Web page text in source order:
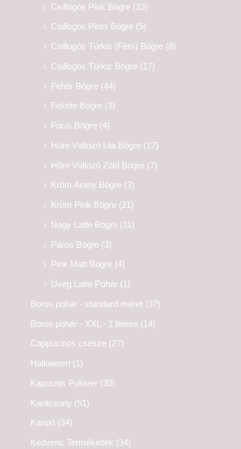
Csillogós Pink Bögre (33)
Csillogós Piros Bögre (5)
Csillogós Türkiz (Fém) Bögre (8)
Csillogós Türkiz Bögre (17)
Fehér Bögre (44)
Fekete Bögre (3)
Focis Bögre (4)
Hőre Változó Lila Bögre (17)
Hőre Változó Zöld Bögre (7)
Króm Arany Bögre (3)
Króm Pink Bögre (21)
Nagy Latte Bögre (11)
Páros Bögre (3)
Pink Matt Bögre (4)
Üveg Latte Pohár (1)
Boros pohár - standard méret (37)
Boros pohár - XXL - 1 literes (14)
Cappucinos csésze (27)
Halloween (1)
Kapucnis Pulóver (30)
Karácsony (51)
Kaspó (34)
Kedvenc Termékeitek (34)